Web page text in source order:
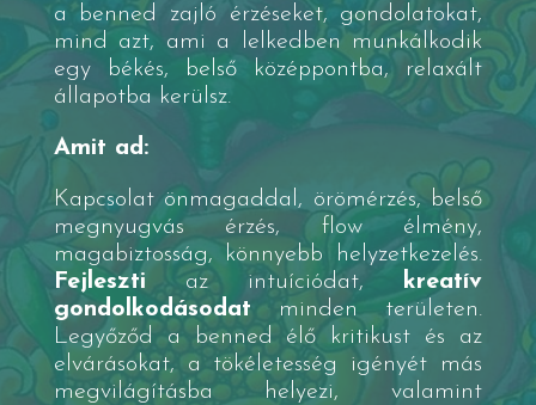
a benned zajló érzéseket, gondolatokat,
mind azt, ami a lelkedben munkálkodik
egy békés, belső középpontba, relaxált
állapotba kerülsz.
Amit ad:
Kapcsolat önmagaddal, örömérzés, belső
megnyugvás érzés, flow élmény,
magabiztosság, könnyebb helyzetkezelés.
Fejleszti az intuíciódat,
kreatív
gondolkodásodat minden területen.
Legyőződ a benned élő kritikust és az
elvárásokat, a tökéletesség igényét más
megvilágításba helyezi, valamint